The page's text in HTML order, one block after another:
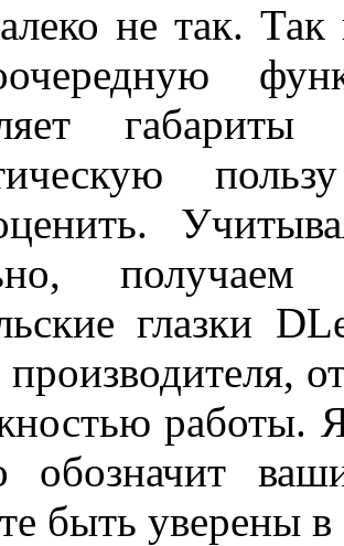
не так. Так
глазки
производителя,
работы.
обозначит
быть уверены